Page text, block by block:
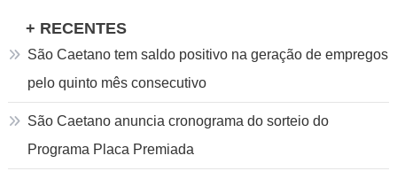
Post
+ RECENTES
São Caetano tem saldo positivo na geração de empregos
pelo quinto mês consecutivo
São Caetano anuncia cronograma do sorteio do
Programa Placa Premiada